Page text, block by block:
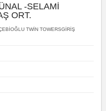
-SELAMİ
ORT.
TWİN TOWERSGİRİŞ